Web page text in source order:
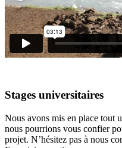
Stages universitaires
Nous avons mis en place tout
nous pourrions vous confier
projet. N’hésitez pas à nous